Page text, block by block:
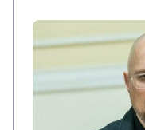
Deklaracja dostępności